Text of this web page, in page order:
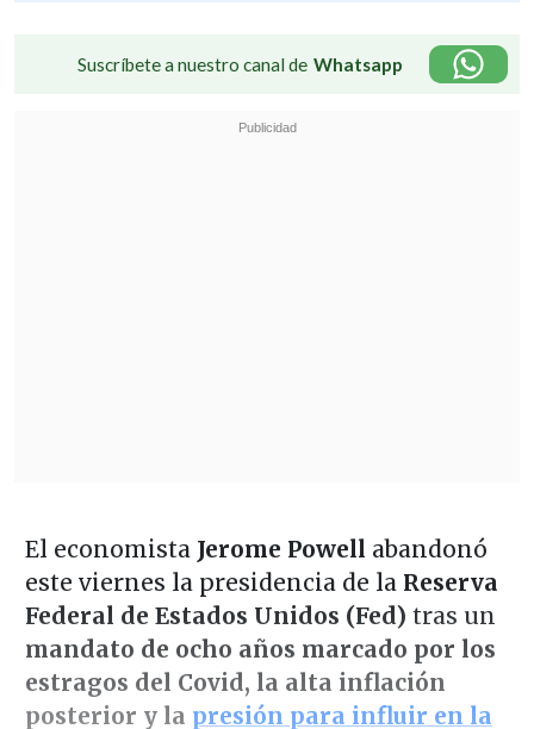
Suscríbete a nuestro canal de Whatsapp
El economista Jerome Powell abandonó
este viernes la presidencia de la Reserva
Federal de Estados Unidos (Fed) tras un
mandato de ocho años marcado por los
estragos del Covid, la alta inflación
posterior y la presión para influir en la